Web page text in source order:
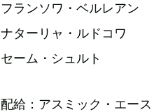
フランソワ・ベルレアン
ナターリャ・ルドコワ
セーム・シュルト
配給：アスミック・エース